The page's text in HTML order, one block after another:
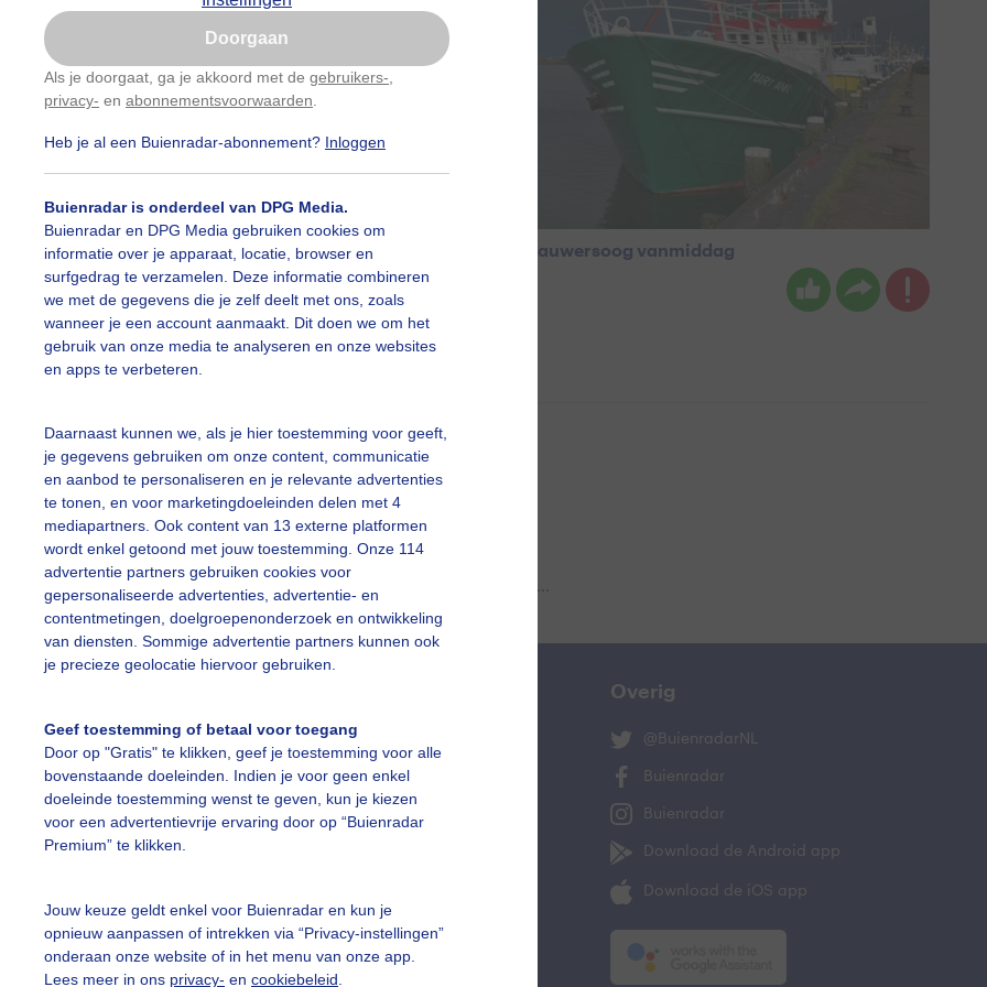
Doorgaan
Als je doorgaat, ga je akkoord met de gebruikers-
privacy- en abonnementsvoorwaarden
Heb je al een Buienradar-abonnement? Inloggen
Buienradar is onderdeel van DPG Media.
Buienradar en DPG Media gebruiken cookies om
informatie over je apparaat, locatie, browser en
surfgedrag te verzamelen. Deze informatie combineren
we met de gegevens die je zelf deelt met ons, zoals
wanneer je een account aanmaakt. Dit doen we om het
gebruik van onze media te analyseren en onze websites
en apps te verbeteren.
Daarnaast kunnen we, als je hier toestemming voor geeft,
je gegevens gebruiken om onze content, communicatie
en aanbod te personaliseren en je relevante advertenties
te tonen, en voor marketingdoeleinden delen met 4
mediapartners. Ook content van 13 externe platformen
wordt enkel getoond met jouw toestemming. Onze 114
advertentie partners gebruiken cookies voor
gepersonaliseerde advertenties, advertentie- en
contentmetingen, doelgroepenonderzoek en ontwikkeling
van diensten. Sommige advertentie partners kunnen ook
je precieze geolocatie hiervoor gebruiken.
Geef toestemming of betaal voor toegang
Door op "Gratis" te klikken, geef je toestemming voor alle
bovenstaande doeleinden. Indien je voor geen enkel
doeleinde toestemming wenst te geven, kun je kiezen
voor een advertentievrije ervaring door op “Buienradar
Premium” te klikken.
Jouw keuze geldt enkel voor Buienradar en kun je
opnieuw aanpassen of intrekken via “Privacy-instellingen”
onderaan onze website of in het menu van onze app.
Lees meer in ons privacy- en cookiebeleid
hele donkere lucht net na een flinke regenbui in de haven van Lauwersoog vanmiddag
Arnout Bolt Gemaakt: 13-09-2025, 58x bekeken
#donkerelucht Wolken
slideshow
vragen
Team
De Bilt
Overig
@BuienradarNL
Buienradar
Buienradar
Download de Android app
Download de iOS app
Nu niet, misschien later
Gebruik je Safari en wil je niet elke dag deze pop-up
Klikhierom dit aan te passen